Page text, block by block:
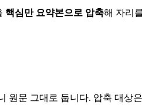
핵심만 요약본으로 압축해 자리
원문 그대로 둡니다. 압축 대상은